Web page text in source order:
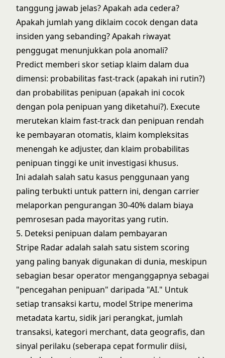
tanggung jawab jelas? Apakah ada cedera?
Apakah jumlah yang diklaim cocok dengan data
insiden yang sebanding? Apakah riwayat
penggugat menunjukkan pola anomali?
Predict memberi skor setiap klaim dalam dua
dimensi: probabilitas fast-track (apakah ini rutin?)
dan probabilitas penipuan (apakah ini cocok
dengan pola penipuan yang diketahui?). Execute
merutekan klaim fast-track dan penipuan rendah
ke pembayaran otomatis, klaim kompleksitas
menengah ke adjuster, dan klaim probabilitas
penipuan tinggi ke unit investigasi khusus.
Ini adalah salah satu kasus penggunaan yang
paling terbukti untuk pattern ini, dengan carrier
melaporkan pengurangan 30-40% dalam biaya
pemrosesan pada mayoritas yang rutin.
5. Deteksi penipuan dalam pembayaran
Stripe Radar adalah salah satu sistem scoring
yang paling banyak digunakan di dunia, meskipun
sebagian besar operator menganggapnya sebagai
"pencegahan penipuan" daripada "AI." Untuk
setiap transaksi kartu, model Stripe menerima
metadata kartu, sidik jari perangkat, jumlah
transaksi, kategori merchant, data geografis, dan
sinyal perilaku (seberapa cepat formulir diisi,